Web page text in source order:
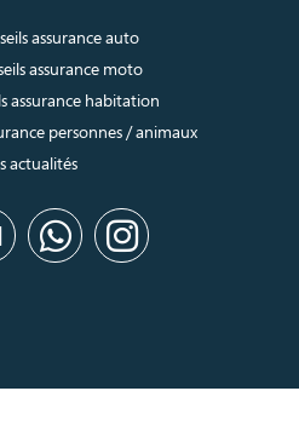
assurance auto
assurance moto
assurance habitation
personnes / animaux
actualités